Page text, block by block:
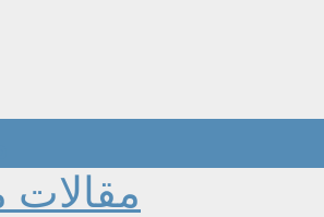
مقالات